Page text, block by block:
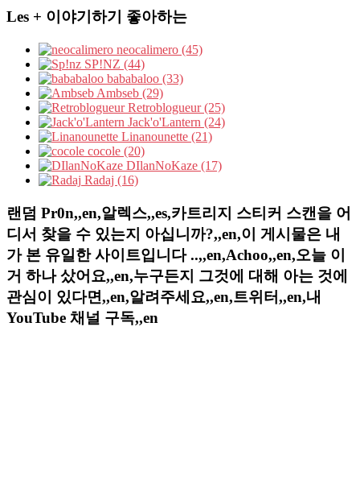
Les + 이야기하기 좋아하는
neocalimero (45)
SP!NZ (44)
bababaloo (33)
Ambseb (29)
Retroblogueur (25)
Jack'o'Lantern (24)
Linanounette (21)
cocole (20)
DIlanNoKaze (17)
Radaj (16)
랜덤 Pr0n,,en,알렉스,,es,카트리지 스티커 스캔을 어
디서 찾을 수 있는지 아십니까?,,en,이 게시물은 내
가 본 유일한 사이트입니다 ..,,en,Achoo,,en,오늘 이
거 하나 샀어요,,en,누구든지 그것에 대해 아는 것에
관심이 있다면,,en,알려주세요,,en,트위터,,en,내
YouTube 채널 구독,,en